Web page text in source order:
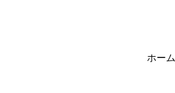
ホーム